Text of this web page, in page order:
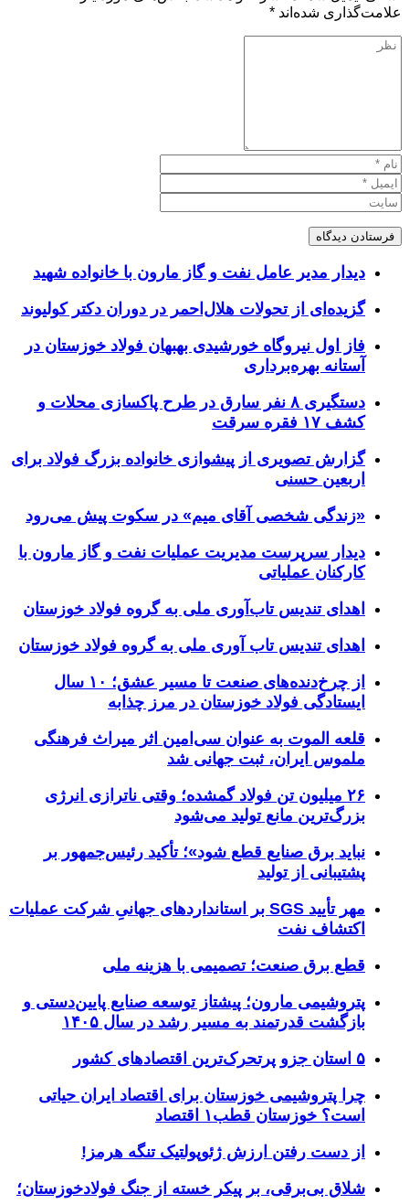
علامت‌گذاری شده‌اند *
دیدار مدیر عامل نفت و گاز مارون با خانواده شهید
گزیده‌ای از تحولات هلال‌احمر در دوران دکتر کولیوند
فاز اول نیروگاه خورشیدی بهبهان فولاد خوزستان در
آستانه بهره‌برداری
دستگیری ۸ نفر سارق در طرح پاکسازی محلات و
کشف ۱۷ فقره سرقت
گزارش تصویری از پیشوازی خانواده بزرگ فولاد برای
اربعین حسنی
«زندگی شخصی آقای میم» در سکوت پیش می‌رود
دیدار سرپرست مدیریت عملیات نفت و گاز مارون با
کارکنان عملیاتی
اهدای تندیس تاب‌آوری ملی به گروه فولاد خوزستان
اهدای تندیس تاب آوری ملی به گروه فولاد خوزستان
از چرخ‌دنده‌های صنعت تا مسیر عشق؛ ۱۰ سال
ایستادگی فولاد خوزستان در مرز چذابه
قلعه الموت به عنوان سی‌امین اثر میراث‌ فرهنگی
ملموس ایران، ثبت جهانی شد
۲۶ میلیون تن فولاد گمشده؛ وقتی ناترازی انرژی
بزرگ‌ترین مانع تولید می‌شود
نباید برق صنایع قطع شود»؛ تأکید رئیس‌جمهور بر
پشتیبانی از تولید
مهر تأیید SGS بر استانداردهای جهانیِ شرکت عملیات
اکتشاف نفت
قطع برق صنعت؛ تصمیمی با هزینه ملی
پتروشیمی مارون؛ پیشتاز توسعه صنایع پایین‌دستی و
بازگشت قدرتمند به مسیر رشد در سال ۱۴۰۵
۵ استان جزو پرتحرک‌ترین اقتصاد‌های کشور
چرا پتروشیمی خوزستان برای اقتصاد ایران حیاتی
است؟ خوزستان قطب۱ اقتصاد
از دست رفتن ارزش ژئوپولتیک تنگه هرمز!
شلاق‌ بی‌برقی، بر پیکر خسته‌ از جنگ فولادخوزستان؛